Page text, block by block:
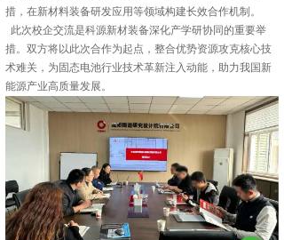
措，在新材料装备研发应用等领域构建长效合作机制。
此次校企交流是科源新材装备深化产学研协同的重要举
措。双方将以此次合作为起点，整合优势资源攻克核心技
术难关，为固态电池行业技术革新注入动能，助力我国新
能源产业高质量发展。